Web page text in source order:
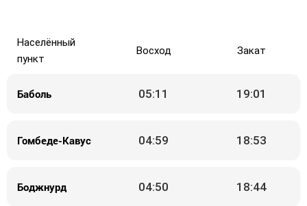
Населённый
пункт
Восход Закат
Баболь 05:11 19:01
Гомбеде-Кавус 04:59 18:53
Боджнурд 04:50 18:44